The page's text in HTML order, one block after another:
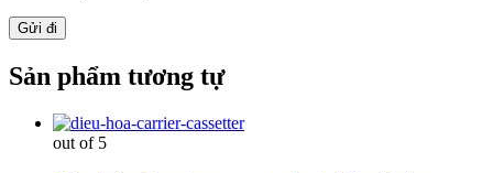
Sản phẩm tương tự
out of 5